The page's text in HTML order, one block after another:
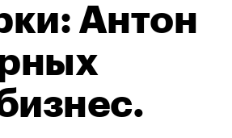
Антон